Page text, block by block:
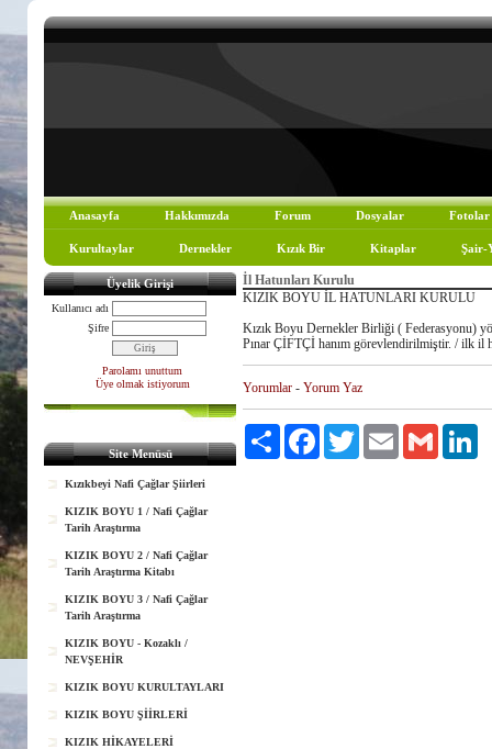
Anasayfa Hakkımızda Forum Dosyalar Fotolar
Kurultaylar Dernekler Kızık Bir Kitaplar Şair-
Üyelik Girişi
Kullanıcı adı
Şifre
Parolamı unuttum
Üye olmak istiyorum
Site Menüsü
Kızıkbeyi Nafi Çağlar Şiirleri
KIZIK BOYU 1 / Nafi Çağlar
Tarih Araştırma
KIZIK BOYU 2 / Nafi Çağlar
Tarih Araştırma Kitabı
KIZIK BOYU 3 / Nafi Çağlar
Tarih Araştırma
KIZIK BOYU - Kozaklı /
NEVŞEHİR
KIZIK BOYU KURULTAYLARI
KIZIK BOYU ŞİİRLERİ
KIZIK HİKAYELERİ
İl Hatunları Kurulu
KIZIK BOYU İL HATUNLARI KURULU
Kızık Boyu Dernekler Birliği ( Federasyonu)
Pınar ÇİFTÇİ hanım görevlendirilmiştir. / ilk il
Yorumlar - Yorum Yaz
Paylaş FacebookTwitter Email Gmail